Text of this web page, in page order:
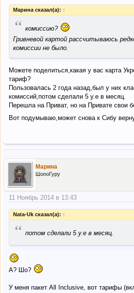
Марина сказал(а): ↑
“ комиссию?
Гривневой картой рассчитываюсь
комиссии не было.
Можете поделиться,какая у вас карта
тариф?
Пользовалась 2 года назад,был у них
комиссий,потом сделали 5 у.е в месяц.
Перешла на Приват, но на Привате свои
Вот подумываю,может снова к Сибу
Марина
ШопоГуру
11 Ноябрь 2014 в 13:43
Nata-Uk сказал(а): ↑
“ потом сделали 5 у.е в месяц.
А? Шо?
У меня пакет All Inclusive, вот тарифы